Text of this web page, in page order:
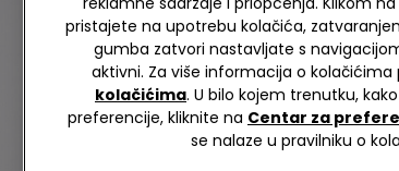
pristajete na upotrebu kolačića,
gumba zatvori nastavljate s
aktivni. Za više informacija o kolačićima
kolačićima. U bilo kojem trenutku,
preferencije, kliknite na Centar za
se nalaze u pravilniku o